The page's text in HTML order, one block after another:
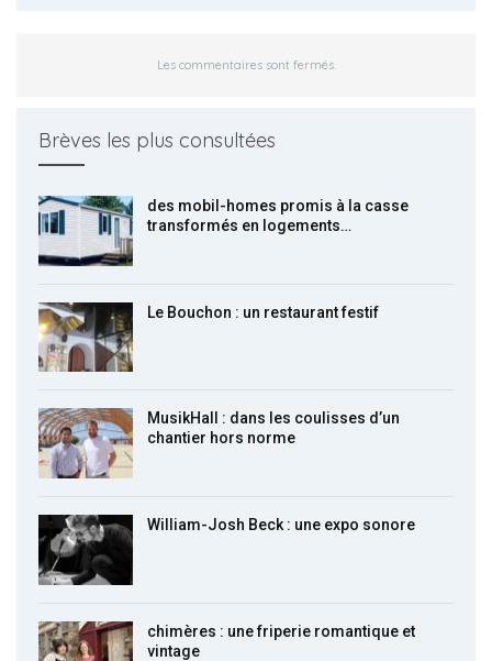
Les commentaires sont fermés.
Brèves les plus consultées
des mobil-homes promis à la casse
transformés en logements…
Le Bouchon : un restaurant festif
MusikHall : dans les coulisses d’un
chantier hors norme
William-Josh Beck : une expo sonore
chimères : une friperie romantique et
vintage